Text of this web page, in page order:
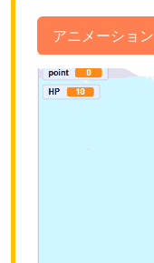
アニメーション